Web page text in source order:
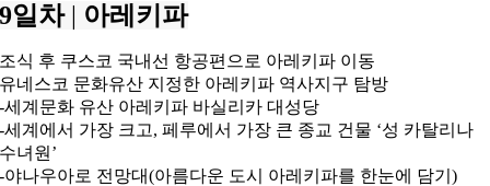
9일차 | 아레키파
조식 후 쿠스코 국내선 항공편으로 아레키파 이동
유네스코 문화유산 지정한 아레키파 역사지구 탐방
-세계문화 유산 아레키파 바실리카 대성당
-세계에서 가장 크고, 페루에서 가장 큰 종교 건물 ‘성 카탈리나
수녀원’
-야나우아로 전망대(아름다운 도시 아레키파를 한눈에 담기)